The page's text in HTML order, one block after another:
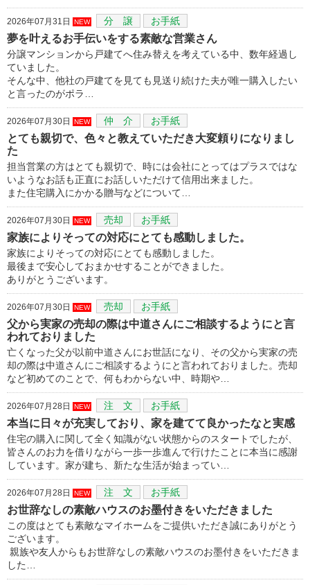
2026年07月31日 NEW 分 譲 お手紙
夢を叶えるお手伝いをする素敵な営業さん
分譲マンションから戸建てへ住み替えを考えている中、数年経過し
ていました。
そんな中、他社の戸建てを見ても見送り続けた夫が唯一購入したい
と言ったのがポラ…
2026年07月30日 NEW 仲 介 お手紙
とても親切で、色々と教えていただき大変頼りになりまし
た
担当営業の方はとても親切で、時には会社にとってはプラスではな
いようなお話も正直にお話しいただけて信用出来ました。
また住宅購入にかかる贈与などについて…
2026年07月30日 NEW 売却 お手紙
家族によりそっての対応にとても感動しました。
家族によりそっての対応にとても感動しました。
最後まで安心しておまかせすることができました。
ありがとうございます。
2026年07月30日 NEW 売却 お手紙
父から実家の売却の際は中道さんにご相談するようにと言
われておりました
亡くなった父が以前中道さんにお世話になり、その父から実家の売
却の際は中道さんにご相談するようにと言われておりました。売却
など初めてのことで、何もわからない中、時期や…
2026年07月28日 NEW 注 文 お手紙
本当に日々が充実しており、家を建てて良かったなと実感
住宅の購入に関して全く知識がない状態からのスタートでしたが、
皆さんのお力を借りながら一歩一歩進んで行けたことに本当に感謝
しています。家が建ち、新たな生活が始まってい…
2026年07月28日 NEW 注 文 お手紙
お世辞なしの素敵ハウスのお墨付きをいただきました
この度はとても素敵なマイホームをご提供いただき誠にありがとう
ございます。
親族や友人からもお世辞なしの素敵ハウスのお墨付きをいただきま
した…